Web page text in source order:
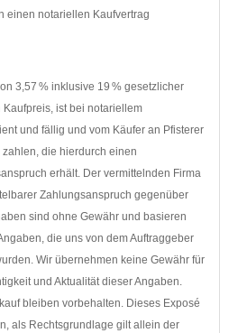
einen notariellen Kaufvertrag
3,57 % inklusive 19 % gesetzlicher
Kaufpreis, ist bei notariellem
und fällig und vom Käufer an Pfisterer
die hierdurch einen
erhält. Der vermittelnden Firma
Zahlungsanspruch gegenüber
sind ohne Gewähr und basieren
die uns von dem Auftraggeber
Wir übernehmen keine Gewähr für
und Aktualität dieser Angaben.
bleiben vorbehalten. Dieses Exposé
als Rechtsgrundlage gilt allein der